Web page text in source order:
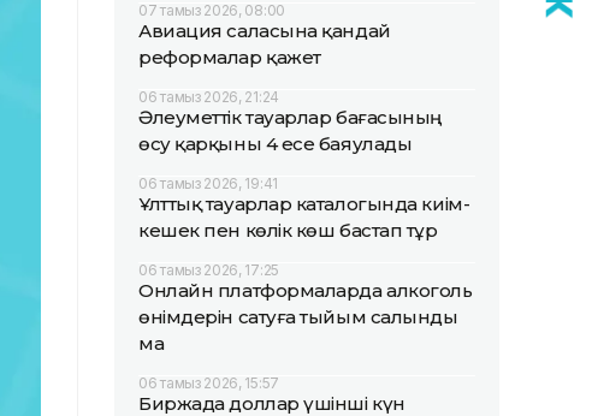
07 тамыз 2026, 08:00
Авиация саласына қандай
реформалар қажет
06 тамыз 2026, 21:24
Әлеуметтік тауарлар бағасының
өсу қарқыны 4 есе баяулады
06 тамыз 2026, 19:41
Ұлттық тауарлар каталогында киім-
кешек пен көлік көш бастап тұр
06 тамыз 2026, 17:25
Онлайн платформаларда алкоголь
өнімдерін сатуға тыйым салынды
ма
06 тамыз 2026, 15:57
Биржада доллар үшінші күн